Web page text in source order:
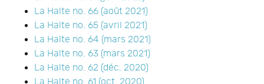
La Halte no. 66 (août 2021)
La Halte no. 65 (avril 2021)
La Halte no. 64 (mars 2021)
La Halte no. 63 (mars 2021)
La Halte no. 62 (déc. 2020)
La Halte no. 61 (oct. 2020)